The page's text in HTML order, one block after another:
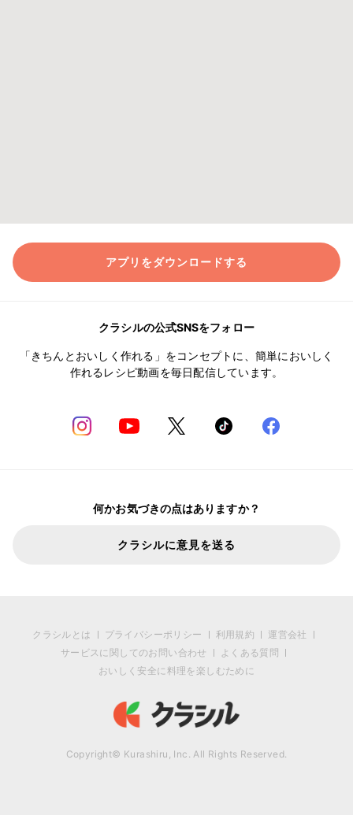
アプリをダウンロードする
クラシルの公式SNSをフォロー
「きちんとおいしく作れる」をコンセプトに、簡単においしく
作れるレシピ動画を毎日配信しています。
何かお気づきの点はありますか？
クラシルに意見を送る
クラシルとは プライバシーポリシー 利用規約
運営会社
サービスに関してのお問い合わせ
よくある質問
おいしく安全に料理を楽しむために
Copyright© Kurashiru, Inc. All Rights Reserved.